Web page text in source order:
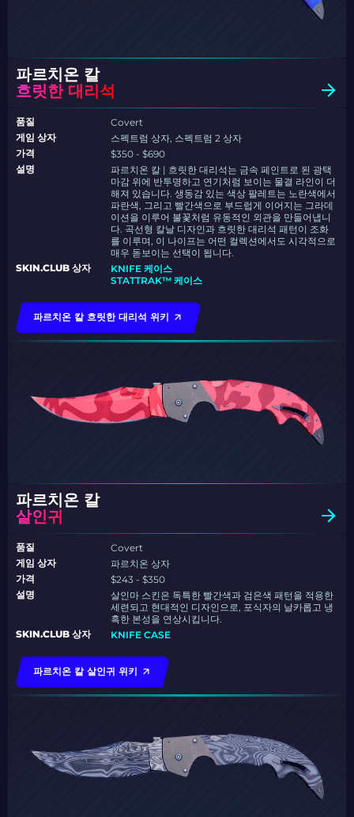
파르치온 칼
흐릿한 대리석
품질
Covert
게임 상자
스펙트럼 상자, 스펙트럼 2 상자
가격
$350 - $690
설명
파르치온 칼 | 흐릿한 대리석는 금속 페인트로 된 광택
마감 위에 반투명하고 연기처럼 보이는 물결 라인이 더
해져 있습니다. 생동감 있는 색상 팔레트는 노란색에서
파란색, 그리고 빨간색으로 부드럽게 이어지는 그라데
이션을 이루어 불꽃처럼 유동적인 외관을 만들어냅니
다. 곡선형 칼날 디자인과 흐릿한 대리석 패턴이 조화
를 이루며, 이 나이프는 어떤 컬렉션에서도 시각적으로
매우 돋보이는 선택이 됩니다.
SKIN.CLUB 상자
KNIFE 케이스
STATTRAK™ 케이스
파르치온 칼 흐릿한 대리석 위키
파르치온 칼
살인귀
품질
Covert
게임 상자
파르치온 상자
가격
$243 - $350
설명
살인마 스킨은 독특한 빨간색과 검은색 패턴을 적용한
세련되고 현대적인 디자인으로, 포식자의 날카롭고 냉
혹한 본성을 연상시킵니다.
SKIN.CLUB 상자
KNIFE CASE
파르치온 칼 살인귀 위키